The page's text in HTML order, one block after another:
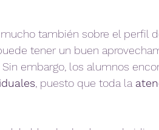
también sobre el perfil
tener un buen
embargo, los alumnos
, puesto que toda la